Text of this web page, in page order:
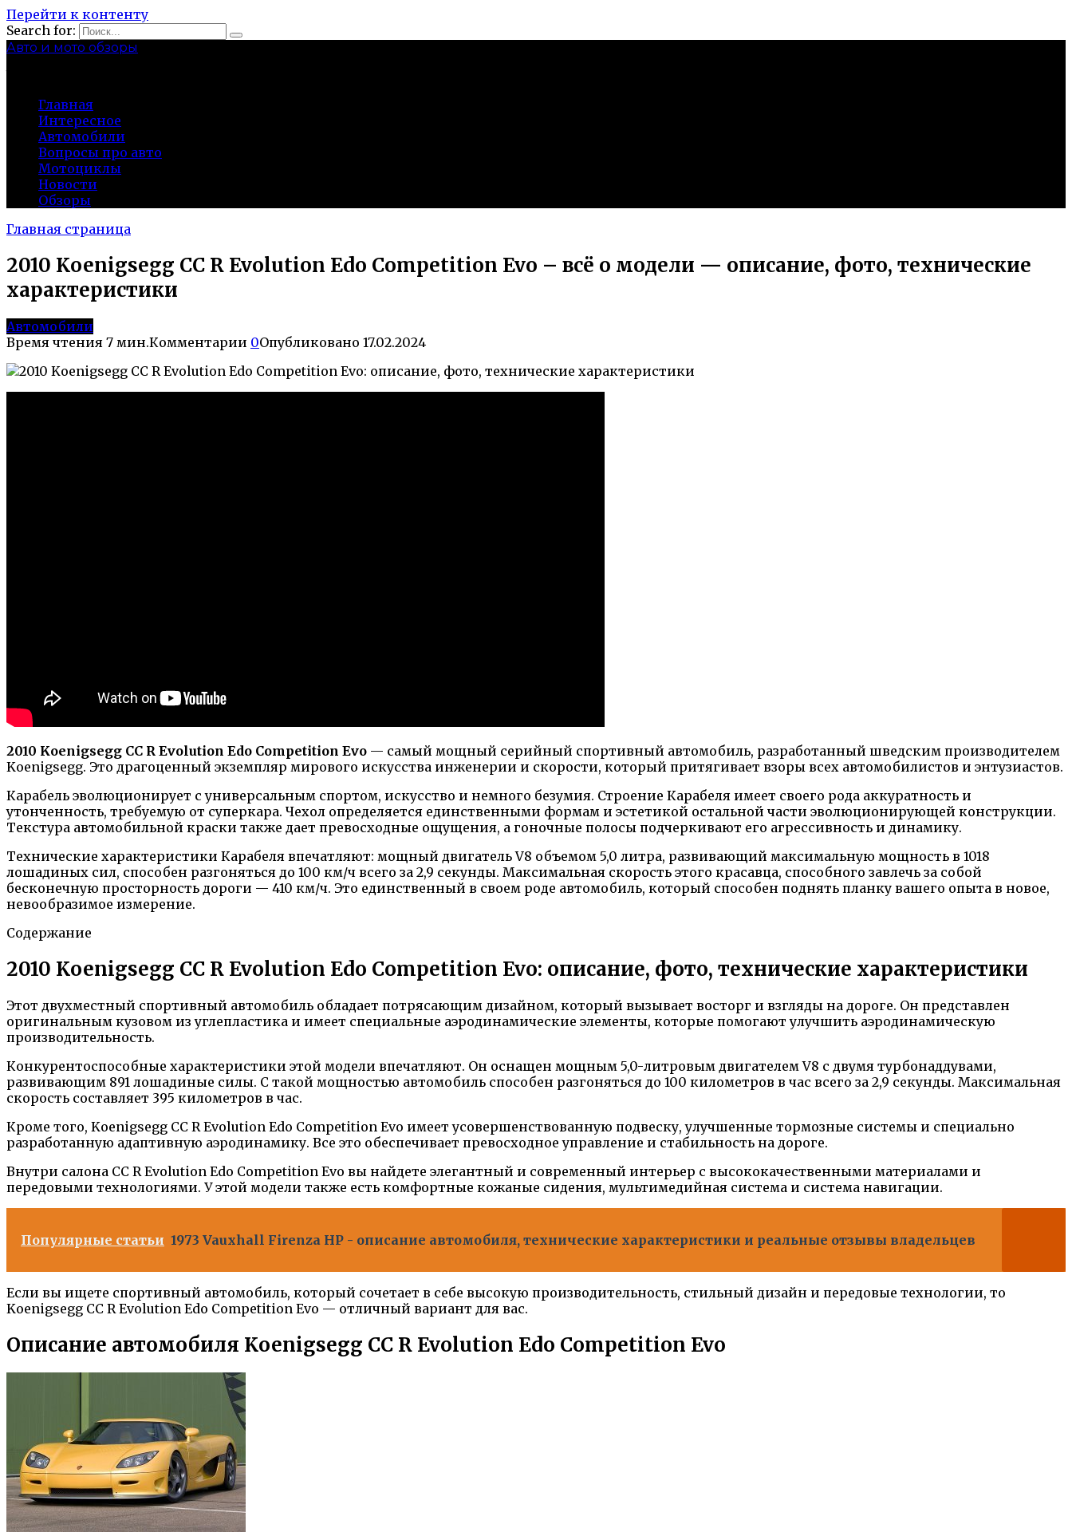
Перейти к контенту
Search for:
Авто и мото обзоры
Главная
Интересное
Автомобили
Вопросы про авто
Мотоциклы
Новости
Обзоры
Главная страница
2010 Koenigsegg CC R Evolution Edo Competition Evo – всё о модели — описание, фото, технические
характеристики
Автомобили
Время чтения 7 мин.Комментарии 0Опубликовано 17.02.2024
2010 Koenigsegg CC R Evolution Edo Competition Evo — самый мощный серийный спортивный автомобиль, разработанный шведским производителем
Koenigsegg. Это драгоценный экземпляр мирового искусства инженерии и скорости, который притягивает взоры всех автомобилистов и энтузиастов.
Карабель эволюционирует с универсальным спортом, искусство и немного безумия. Строение Карабеля имеет своего рода аккуратность и
утонченность, требуемую от суперкара. Чехол определяется единственными формам и эстетикой остальной части эволюционирующей конструкции.
Текстура автомобильной краски также дает превосходные ощущения, а гоночные полосы подчеркивают его агрессивность и динамику.
Технические характеристики Карабеля впечатляют: мощный двигатель V8 объемом 5,0 литра, развивающий максимальную мощность в 1018
лошадиных сил, способен разгоняться до 100 км/ч всего за 2,9 секунды. Максимальная скорость этого красавца, способного завлечь за собой
бесконечную просторность дороги — 410 км/ч. Это единственный в своем роде автомобиль, который способен поднять планку вашего опыта в новое,
невообразимое измерение.
Содержание
2010 Koenigsegg CC R Evolution Edo Competition Evo: описание, фото, технические характеристики
Этот двухместный спортивный автомобиль обладает потрясающим дизайном, который вызывает восторг и взгляды на дороге. Он представлен
оригинальным кузовом из углепластика и имеет специальные аэродинамические элементы, которые помогают улучшить аэродинамическую
производительность.
Конкурентоспособные характеристики этой модели впечатляют. Он оснащен мощным 5,0-литровым двигателем V8 с двумя турбонаддувами,
развивающим 891 лошадиные силы. С такой мощностью автомобиль способен разгоняться до 100 километров в час всего за 2,9 секунды. Максимальная
скорость составляет 395 километров в час.
Кроме того, Koenigsegg CC R Evolution Edo Competition Evo имеет усовершенствованную подвеску, улучшенные тормозные системы и специально
разработанную адаптивную аэродинамику. Все это обеспечивает превосходное управление и стабильность на дороге.
Внутри салона CC R Evolution Edo Competition Evo вы найдете элегантный и современный интерьер с высококачественными материалами и
передовыми технологиями. У этой модели также есть комфортные кожаные сидения, мультимедийная система и система навигации.
Популярные статьи 1973 Vauxhall Firenza HP - описание автомобиля, технические характеристики и реальные отзывы владельцев
Если вы ищете спортивный автомобиль, который сочетает в себе высокую производительность, стильный дизайн и передовые технологии, то
Koenigsegg CC R Evolution Edo Competition Evo — отличный вариант для вас.
Описание автомобиля Koenigsegg CC R Evolution Edo Competition Evo